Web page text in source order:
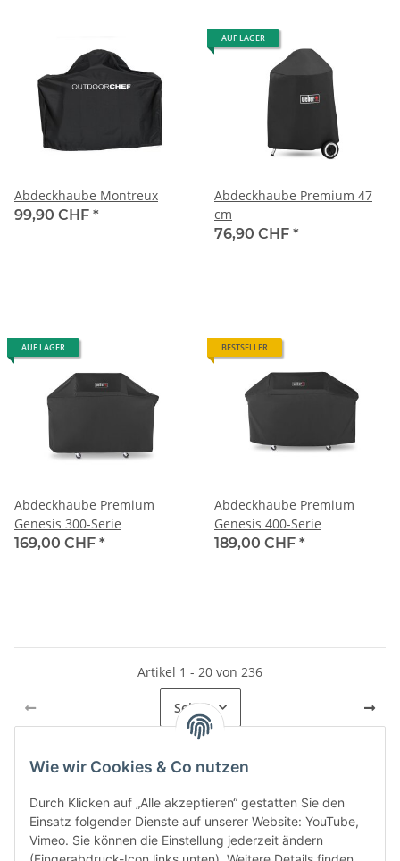
Abdeckhaube Montreux
99,90 CHF *
AUF LAGER
Abdeckhaube Premium 47
cm
76,90 CHF *
AUF LAGER
Abdeckhaube Premium
Genesis 300-Serie
169,00 CHF *
BESTSELLER
Abdeckhaube Premium
Genesis 400-Serie
189,00 CHF *
Artikel 1 - 20 von 236
Seite1
Kategorien
Wie wir Cookies & Co nutzen
Durch Klicken auf „Alle akzeptieren“ gestatten Sie den
Einsatz folgender Dienste auf unserer Website: YouTube,
Vimeo. Sie können die Einstellung jederzeit ändern